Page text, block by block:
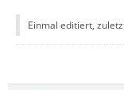
Einmal editiert,